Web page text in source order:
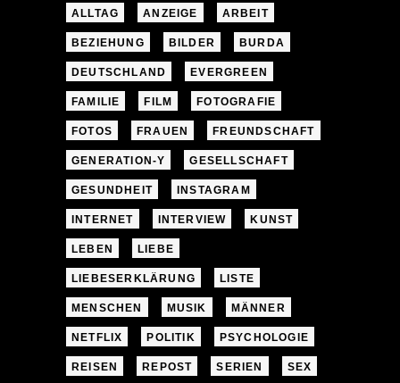
ALLTAG ANZEIGE ARBEIT
BEZIEHUNG BILDER BURDA
DEUTSCHLAND EVERGREEN
FAMILIE FILM FOTOGRAFIE
FOTOS FRAUEN FREUNDSCHAFT
GENERATION-Y GESELLSCHAFT
GESUNDHEIT INSTAGRAM
INTERNET INTERVIEW KUNST
LEBEN LIEBE
LIEBESERKLÄRUNG LISTE
MENSCHEN MUSIK MÄNNER
NETFLIX POLITIK PSYCHOLOGIE
REISEN REPOST SERIEN SEX